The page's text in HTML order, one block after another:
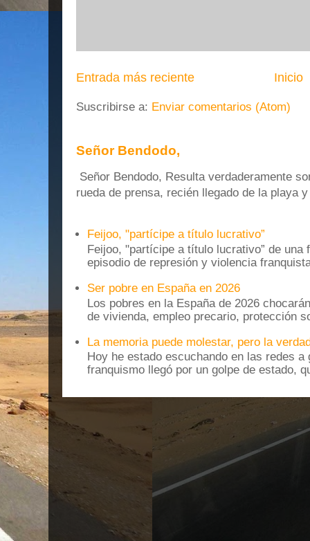
Entrada más reciente Inicio
Suscribirse a: Enviar comentarios (Atom)
Señor Bendodo,
Señor Bendodo, Resulta verdaderamente
rueda de prensa, recién llegado de la playa
Feijoo, "partícipe a título lucrativo”
Feijoo, "partícipe a título lucrativo” de una
episodio de represión y violencia
Ser pobre en España en 2026
Los pobres en la España de 2026
de vivienda, empleo precario, protección
La memoria puede molestar, pero la
Hoy he estado escuchando en las redes
franquismo llegó por un golpe de estado,